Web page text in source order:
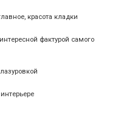
красота кладки
фактурой самого